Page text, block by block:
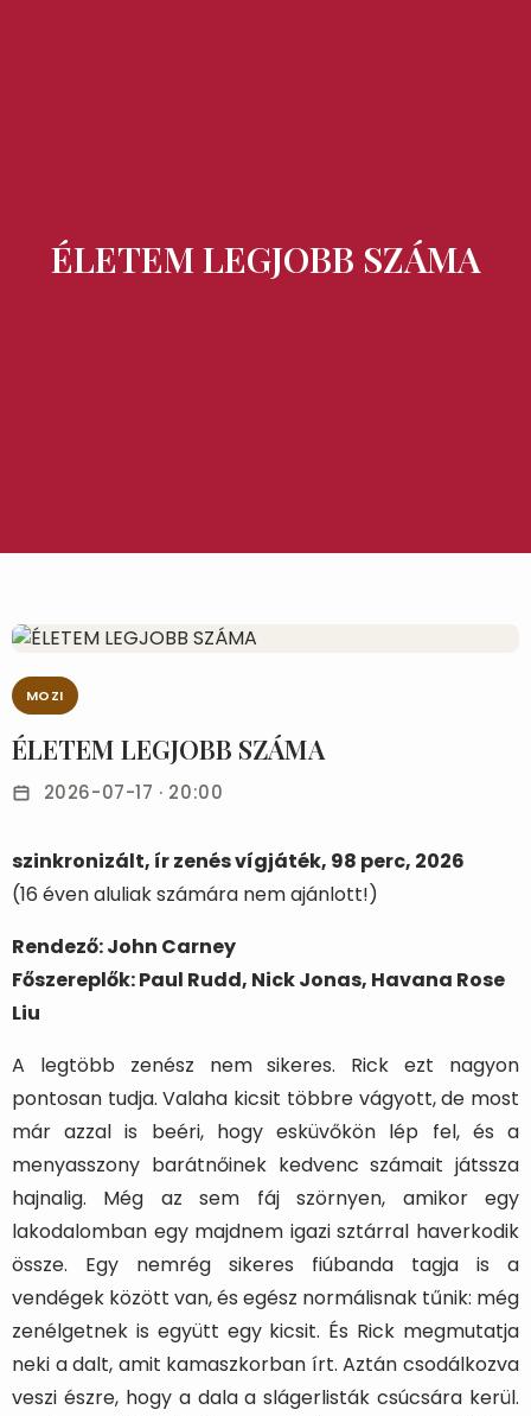
ÉLETEM LEGJOBB SZÁMA
MOZI
ÉLETEM LEGJOBB SZÁMA
2026-07-17 · 20:00
szinkronizált, ír zenés vígjáték, 98 perc, 2026
(16 éven aluliak számára nem ajánlott!)
Rendező: John Carney
Főszereplők: Paul Rudd, Nick Jonas, Havana Rose
Liu
A legtöbb zenész nem sikeres. Rick ezt nagyon
pontosan tudja. Valaha kicsit többre vágyott, de most
már azzal is beéri, hogy esküvőkön lép fel, és a
menyasszony barátnőinek kedvenc számait játssza
hajnalig. Még az sem fáj szörnyen, amikor egy
lakodalomban egy majdnem igazi sztárral haverkodik
össze. Egy nemrég sikeres fiúbanda tagja is a
vendégek között van, és egész normálisnak tűnik: még
zenélgetnek is együtt egy kicsit. És Rick megmutatja
neki a dalt, amit kamaszkorban írt. Aztán csodálkozva
veszi észre, hogy a dala a slágerlisták csúcsára kerül.